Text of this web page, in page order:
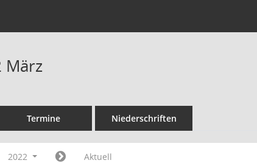
März
Termine Niederschriften
2022 Aktuell